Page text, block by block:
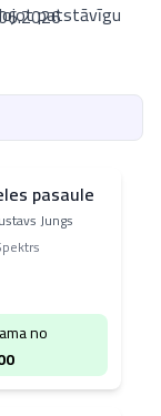
patstāvīgu
viņu veltītā
izdevumos,
grāmatu
saistītie
unKarls Jungs
pasaule
Jungs
no